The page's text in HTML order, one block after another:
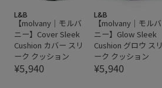
L&B
【molvany｜モルバ
ニー】Cover Sleek
Cushion カバー スリ
ーク クッション
¥5,940
L&B
【molvany｜モルバ
ニー】Glow Sleek
Cushion グロウ スリ
ーク クッション
¥5,940